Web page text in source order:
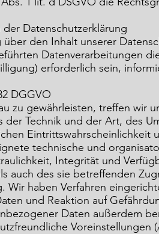
Datenschutzerklärung
den Inhalt unserer
Datenverarbeitungen
erforderlich sein,
DGGVO
zu gewährleisten, treffen wir
Technik und der Art, des
Eintrittswahrscheinlichkeit
technische und
Integrität und
auch des sie betreffenden
Wir haben Verfahren
und Reaktion auf
Daten außerdem
Voreinstellungen